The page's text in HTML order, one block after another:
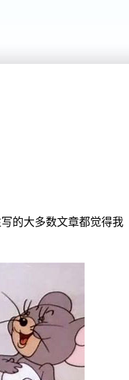
的大多数文章都觉得我